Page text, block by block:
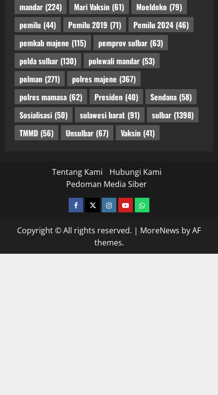
mandar (224) Mari Vaksin (61) Moeldoko (79)
pemilu (44) Pemilu 2019 (71) Pemilu 2024 (46)
pemkab majene (115) pemprov sulbar (63)
polda sulbar (130) polewali mandar (53)
polman (271) polres majene (367)
polres mamasa (62) Presiden (40) Sendana (58)
Sosialisasi (50) sulawesi barat (91) sulbar (1398)
TMMD (56) Unsulbar (67) Vaksin (41)
Tentang Kami
Hubungi Kami
Pedoman Media Siber
facebooktwitterinstagram.com
youtubewhatsapp
Copyright © All rights reserved. | MoreNews by AF
themes.